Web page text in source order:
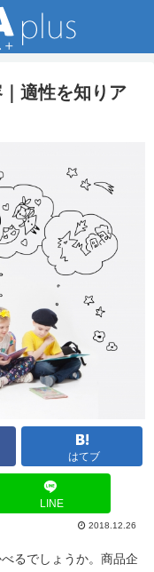
適性を知りア
はてブ
LINE
2018.12.26
るでしょうか。商品企